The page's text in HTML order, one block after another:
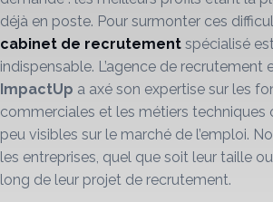
déjà en poste. Pour surmonter ces
cabinet de recrutement spécialisé
indispensable. L’agence de recrutement
ImpactUp a axé son expertise sur les
commerciales et les métiers techniques
peu visibles sur le marché de l’emploi.
les entreprises, quel que soit leur taille
long de leur projet de recrutement.